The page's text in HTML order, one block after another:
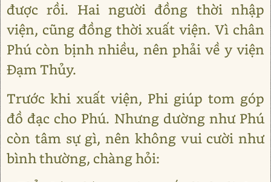
được rồi. Hai người đồng thời nhập
viện, cũng đồng thời xuất viện. Vì chân
Phú còn bịnh nhiều, nên phải về y viện
Đạm Thủy.
Trước khi xuất viện, Phi giúp tom góp
đồ đạc cho Phú. Nhưng dường như Phú
còn tâm sự gì, nên không vui cười như
bình thường, chàng hỏi: